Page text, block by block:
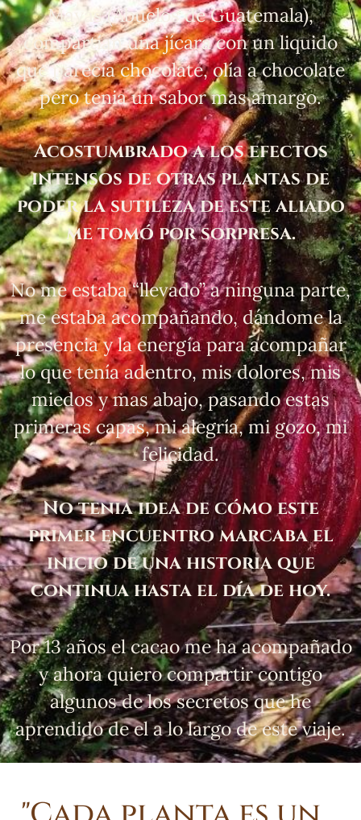
Mayas (Abuelos de Guatemala),
compartían una jícara con un liquido
que parecía chocolate, olía a chocolate
pero tenia un sabor mas amargo.
Acostumbrado a los efectos
intensos de otras plantas de
poder la sutileza de este aliado
me tomó por sorpresa.
No me estaba “llevado” a ninguna parte,
me estaba acompañando, dándome la
presencia y la energía para acompañar
lo que tenía adentro, mis dolores, mis
miedos y mas abajo, pasando estas
primeras capas, mi alegría, mi gozo, mi
felicidad.
No tenia idea de cómo este
primer encuentro marcaba el
inicio de una historia que
continua hasta el día de hoy.
Por 13 años el cacao me ha acompañado
y ahora quiero compartir contigo
algunos de los secretos que he
aprendido de el a lo largo de este viaje.